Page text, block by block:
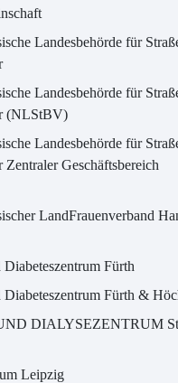
Landesbehörde für
Landesbehörde für
(NLStBV)
Landesbehörde für
Zentraler Geschäftsbereich
LandFrauenverband
Fürth
Fürth &
DIALYSEZENTRUM
Leipzig